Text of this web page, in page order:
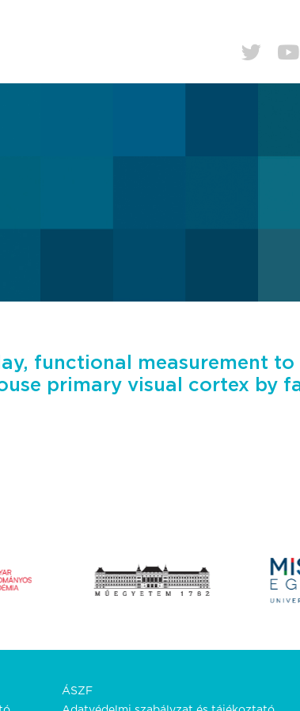
functional measurement to
primary visual cortex by
ÁSZF